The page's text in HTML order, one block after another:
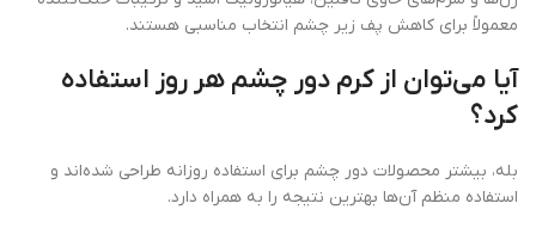
معمولاً برای کاهش پف زیر چشم انتخاب مناسبی هستند.
آیا می‌توان از کرم دور چشم هر روز استفاده
کرد؟
بله، بیشتر محصولات دور چشم برای استفاده روزانه طراحی شده‌اند و
استفاده منظم آن‌ها بهترین نتیجه را به همراه دارد.